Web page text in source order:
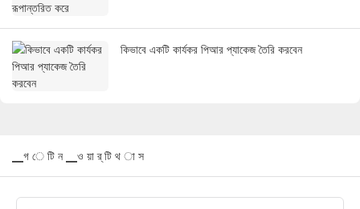
কিভাবে একটি কার্যকর পিআর প্যাকেজ তৈরি করবেন
▁গ ে টি ন ▁ও য়া র্ টি থ া স